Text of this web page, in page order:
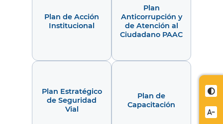
Plan de Acción
Institucional
Plan
Anticorrupción y
de Atención al
Ciudadano PAAC
Plan Estratégico
de Seguridad
Vial
Plan de
Capacitación